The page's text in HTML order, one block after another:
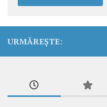
URMĂREȘTE: